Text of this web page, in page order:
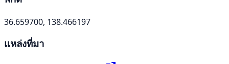
36.659700, 138.466197
แหล่งที่มา